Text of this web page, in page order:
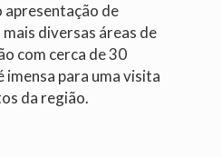
apresentação de
mais diversas áreas de
com cerca de 30
imensa para uma visita
da região.